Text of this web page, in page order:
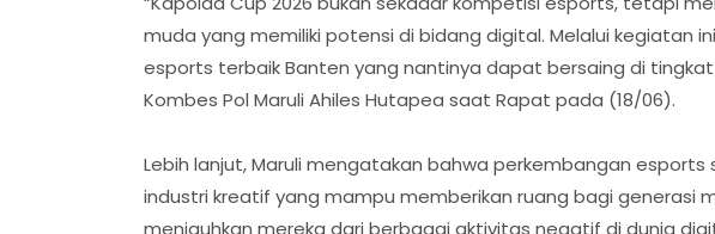
muda yang memiliki potensi di bidang digital. Melalui kegiatan
esports terbaik Banten yang nantinya dapat bersaing di tingkat
Kombes Pol Maruli Ahiles Hutapea saat Rapat pada (18/06).
Lebih lanjut, Maruli mengatakan bahwa perkembangan
industri kreatif yang mampu memberikan ruang bagi generasi
menjauhkan mereka dari berbagai aktivitas negatif di dunia